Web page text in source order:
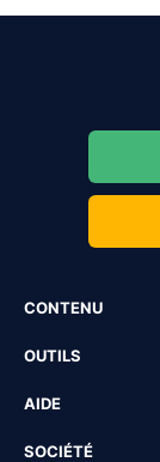
CONTENU
OUTILS
AIDE
SOCIÉTÉ